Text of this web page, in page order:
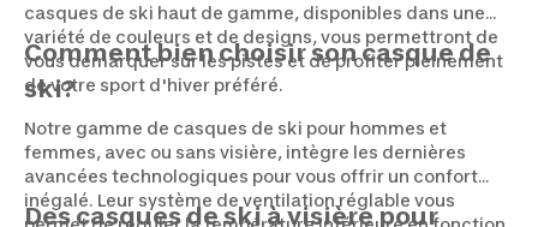
casques de ski haut de gamme, disponibles dans une
variété de couleurs et de designs, vous permettront de
vous démarquer sur les pistes et de profiter pleinement
de votre sport d'hiver préféré.
Comment bien choisir son casque de
ski?
Notre gamme de casques de ski pour hommes et
femmes, avec ou sans visière, intègre les dernières
avancées technologiques pour vous offrir un confort
inégalé. Leur système de ventilation réglable vous
Des casques de ski à visière pour